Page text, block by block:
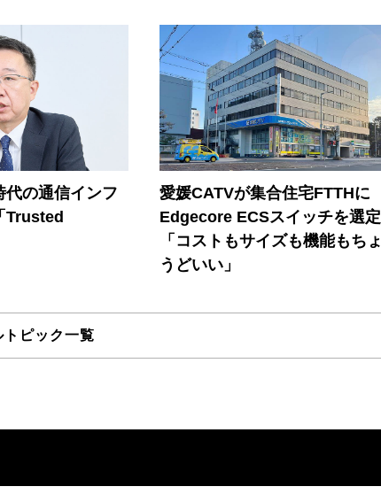
代の通信インフ
Trusted
愛媛CATVが集合住宅FTTHに
Edgecore ECSスイッチを選定
「コストもサイズも機能もちょ
うどいい」
トピック一覧